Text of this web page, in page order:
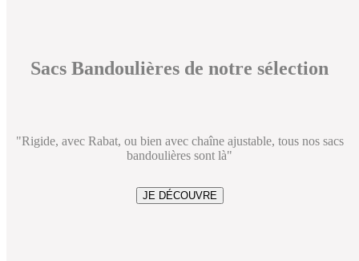
Sacs Bandoulières de notre sélection
"Rigide, avec Rabat, ou bien avec chaîne ajustable, tous nos sacs
bandoulières sont là"
JE DÉCOUVRE